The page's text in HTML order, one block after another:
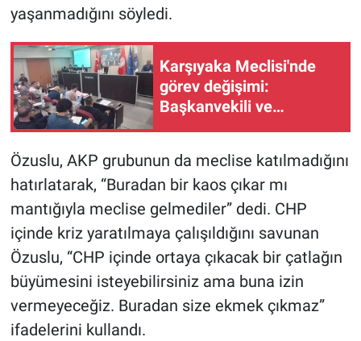
yaşanmadığını söyledi.
Karşıyaka Meclisi'nde
görev değişimi:
Başkanvekili ve
Özuslu, AKP grubunun da meclise katılmadığını
hatırlatarak, “Buradan bir kaos çıkar mı
mantığıyla meclise gelmediler” dedi. CHP
içinde kriz yaratılmaya çalışıldığını savunan
Özuslu, “CHP içinde ortaya çıkacak bir çatlağın
büyümesini isteyebilirsiniz ama buna izin
vermeyeceğiz. Buradan size ekmek çıkmaz”
ifadelerini kullandı.